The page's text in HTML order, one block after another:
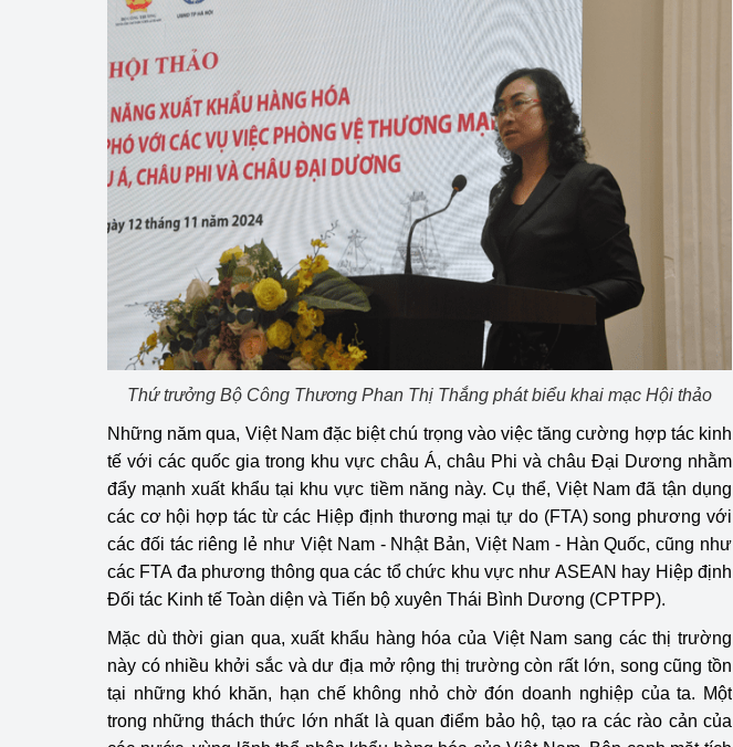
Khu vực miền Trung
Khu vực miền Nam
Thị trường nước ngoàiHiệp định EVFTA
Thị trường châu Á – châu Phi
Thị trường châu Âu – châu Mỹ
Thị trường trong nước
Ngành Công Thương đưa nghị quyết
Đại hội XIV của Đảng vào cuộc sống
Phát triển công nghiệpCông nghiệp nền tảng
Chính sách
Sản xuất công nghiệp
Phát triển năng lượng
Thứ trưởng Bộ Công Thương Phan Thị Thắng phát biểu khai mạc Hội thảo
Những năm qua, Việt Nam đặc biệt chú trọng vào việc tăng cường hợp tác kinh
tế với các quốc gia trong khu vực châu Á, châu Phi và châu Đại Dương nhằm
đẩy mạnh xuất khẩu tại khu vực tiềm năng này. Cụ thể, Việt Nam đã tận dụng
các cơ hội hợp tác từ các Hiệp định thương mại tự do (FTA) song phương với
các đối tác riêng lẻ như Việt Nam - Nhật Bản, Việt Nam - Hàn Quốc, cũng như
các FTA đa phương thông qua các tổ chức khu vực như ASEAN hay Hiệp định
Đối tác Kinh tế Toàn diện và Tiến bộ xuyên Thái Bình Dương (CPTPP).
Mặc dù thời gian qua, xuất khẩu hàng hóa của Việt Nam sang các thị trường
này có nhiều khởi sắc và dư địa mở rộng thị trường còn rất lớn, song cũng tồn
tại những khó khăn, hạn chế không nhỏ chờ đón doanh nghiệp của ta. Một
trong những thách thức lớn nhất là quan điểm bảo hộ, tạo ra các rào cản của